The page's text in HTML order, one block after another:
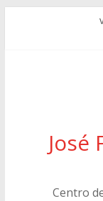
José
Centro